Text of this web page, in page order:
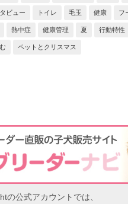
ビュー トイレ 毛玉 健康 フ
熱中症 健康管理 夏 行動特性
ペットとクリスマス
の公式アカウントでは、